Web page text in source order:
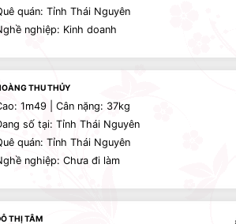
quán: Tỉnh Thái Nguyên
nghiệp: Kinh doanh
THU THỦY
1m49 | Cân nặng: 37kg
số tại: Tỉnh Thái Nguyên
quán: Tỉnh Thái Nguyên
nghiệp: Chưa đi làm
THỊ TÂM